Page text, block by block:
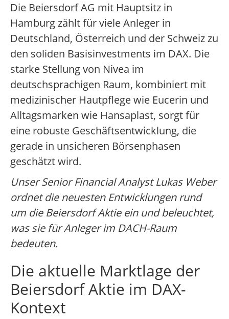
Die Beiersdorf AG mit Hauptsitz in
Hamburg zählt für viele Anleger in
Deutschland, Österreich und der Schweiz zu
den soliden Basisinvestments im DAX. Die
starke Stellung von Nivea im
deutschsprachigen Raum, kombiniert mit
medizinischer Hautpflege wie Eucerin und
Alltagsmarken wie Hansaplast, sorgt für
eine robuste Geschäftsentwicklung, die
gerade in unsicheren Börsenphasen
geschätzt wird.
Unser Senior Financial Analyst Lukas Weber
ordnet die neuesten Entwicklungen rund
um die Beiersdorf Aktie ein und beleuchtet,
was sie für Anleger im DACH-Raum
bedeuten.
Die aktuelle Marktlage der
Beiersdorf Aktie im DAX-
Kontext